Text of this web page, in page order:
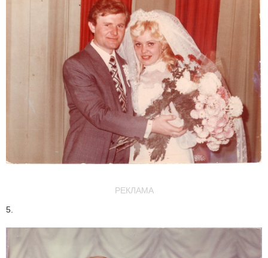
РЕКЛАМА
5.